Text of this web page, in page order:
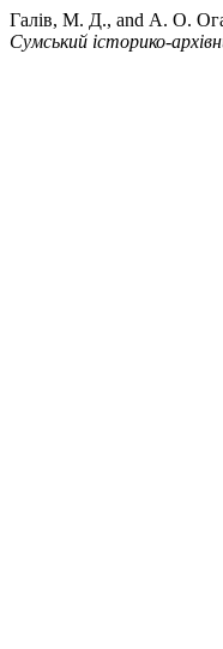
Галів, М. Д., and А. О.
Сумський історико-